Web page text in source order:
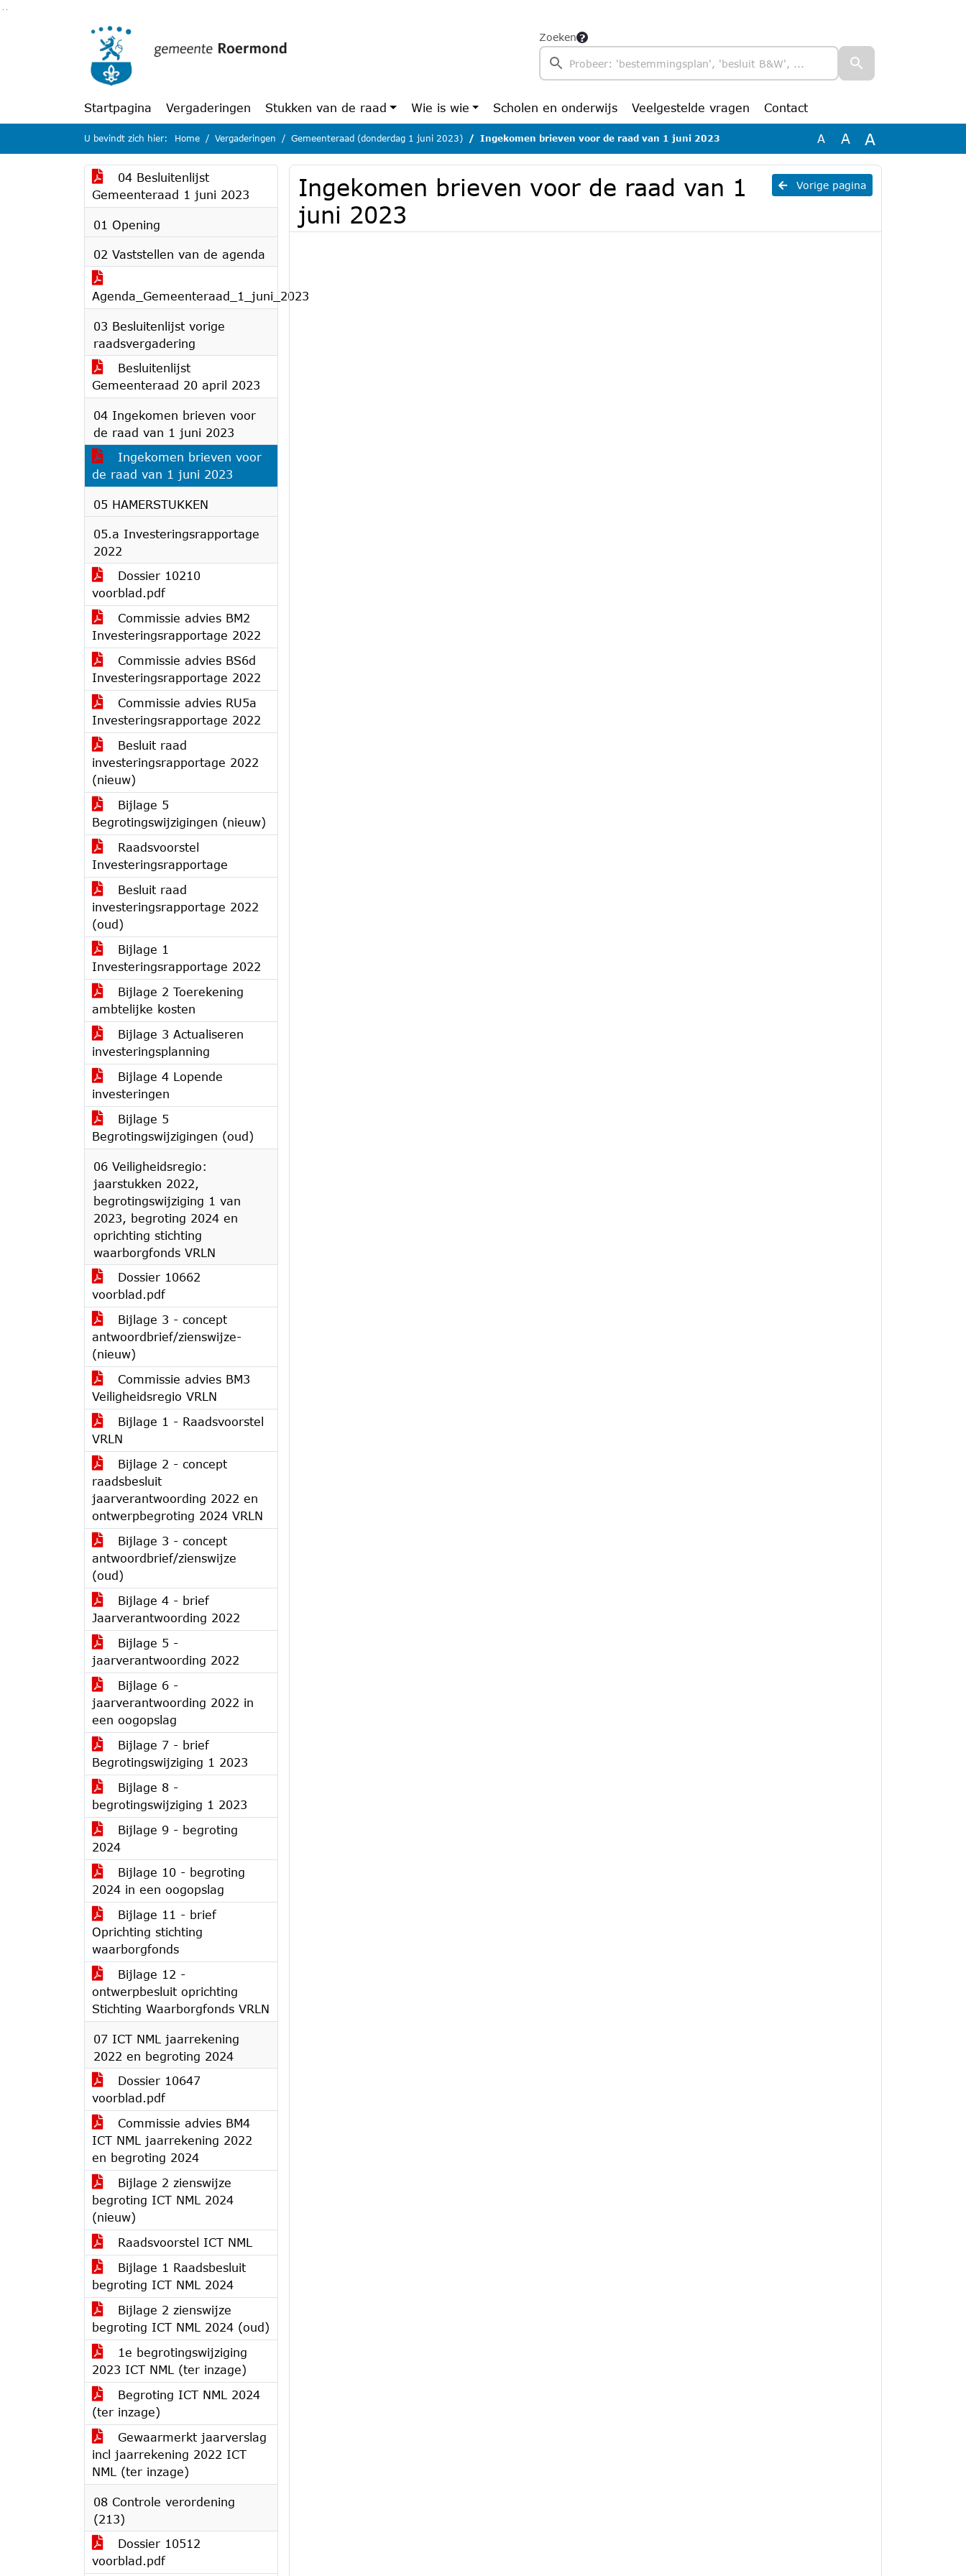
Zoeken
Startpagina Vergaderingen Stukken van de raad Wie is wie Scholen en onderwijs Veelgestelde vragen Contact
U bevindt zich hier: Home Vergaderingen Gemeenteraad (donderdag 1 juni 2023) Ingekomen brieven voor de raad van 1 juni 2023 A A A
04 Besluitenlijst
Gemeenteraad 1 juni 2023
01 Opening
02 Vaststellen van de agenda
Agenda_Gemeenteraad_1_juni_2023
03 Besluitenlijst vorige
raadsvergadering
Besluitenlijst
Gemeenteraad 20 april 2023
04 Ingekomen brieven voor
de raad van 1 juni 2023
Ingekomen brieven voor
de raad van 1 juni 2023
05 HAMERSTUKKEN
05.a Investeringsrapportage
2022
Dossier 10210
voorblad.pdf
Commissie advies BM2
Investeringsrapportage 2022
Commissie advies BS6d
Investeringsrapportage 2022
Commissie advies RU5a
Investeringsrapportage 2022
Besluit raad
investeringsrapportage 2022
(nieuw)
Bijlage 5
Begrotingswijzigingen (nieuw)
Raadsvoorstel
Investeringsrapportage
Besluit raad
investeringsrapportage 2022
(oud)
Bijlage 1
Investeringsrapportage 2022
Bijlage 2 Toerekening
ambtelijke kosten
Bijlage 3 Actualiseren
investeringsplanning
Bijlage 4 Lopende
investeringen
Bijlage 5
Begrotingswijzigingen (oud)
06 Veiligheidsregio:
jaarstukken 2022,
begrotingswijziging 1 van
2023, begroting 2024 en
oprichting stichting
waarborgfonds VRLN
Dossier 10662
voorblad.pdf
Bijlage 3 - concept
antwoordbrief/zienswijze-
(nieuw)
Commissie advies BM3
Veiligheidsregio VRLN
Bijlage 1 - Raadsvoorstel
VRLN
Bijlage 2 - concept
raadsbesluit
jaarverantwoording 2022 en
ontwerpbegroting 2024 VRLN
Bijlage 3 - concept
antwoordbrief/zienswijze
(oud)
Bijlage 4 - brief
Jaarverantwoording 2022
Bijlage 5 -
jaarverantwoording 2022
Bijlage 6 -
jaarverantwoording 2022 in
een oogopslag
Bijlage 7 - brief
Begrotingswijziging 1 2023
Bijlage 8 -
begrotingswijziging 1 2023
Bijlage 9 - begroting
2024
Bijlage 10 - begroting
2024 in een oogopslag
Bijlage 11 - brief
Oprichting stichting
waarborgfonds
Bijlage 12 -
ontwerpbesluit oprichting
Stichting Waarborgfonds VRLN
07 ICT NML jaarrekening
2022 en begroting 2024
Dossier 10647
voorblad.pdf
Commissie advies BM4
ICT NML jaarrekening 2022
en begroting 2024
Bijlage 2 zienswijze
begroting ICT NML 2024
(nieuw)
Raadsvoorstel ICT NML
Bijlage 1 Raadsbesluit
begroting ICT NML 2024
Bijlage 2 zienswijze
begroting ICT NML 2024 (oud)
1e begrotingswijziging
2023 ICT NML (ter inzage)
Begroting ICT NML 2024
(ter inzage)
Gewaarmerkt jaarverslag
incl jaarrekening 2022 ICT
NML (ter inzage)
08 Controle verordening
(213)
Dossier 10512
voorblad.pdf
Vorige pagina
Ingekomen brieven voor de raad van 1
juni 2023